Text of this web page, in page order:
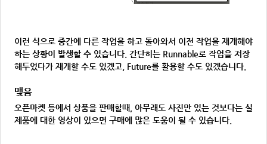
이런 식으로 중간에 다른 작업을 하고 돌아와서 이전 작업을 재개해야
하는 상황이 발생할 수 있습니다. 간단히는 Runnable로 작업을 저장
해두었다가 재개할 수도 있겠고, Future를 활용할 수도 있겠습니다.
맺음
오픈마켓 등에서 상품을 판매할때, 아무래도 사진만 있는 것보다는 실
제품에 대한 영상이 있으면 구매에 많은 도움이 될 수 있습니다.